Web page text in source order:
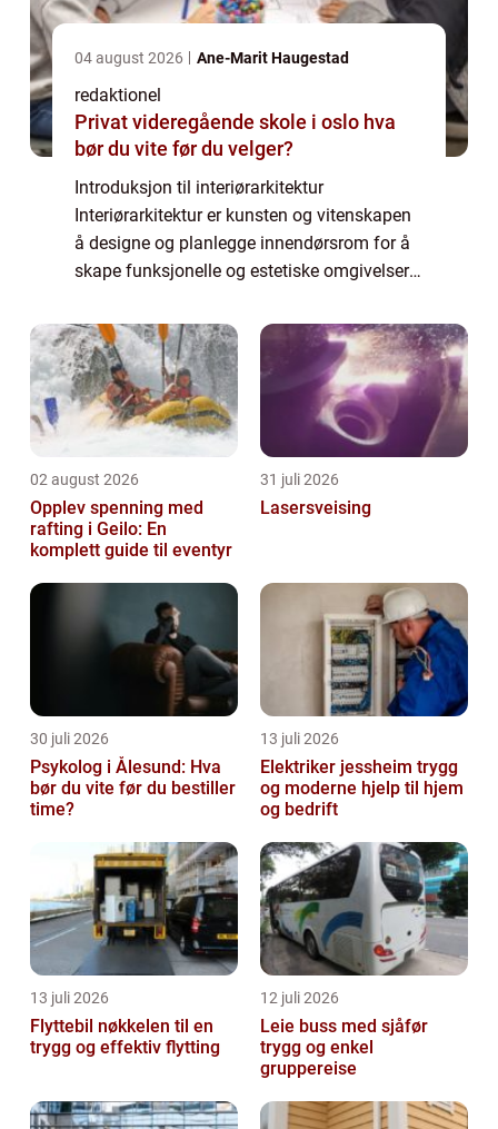
04 august 2026 Ane-Marit Haugestad
redaktionel
Privat videregående skole i oslo hva
bør du vite før du velger?
Introduksjon til interiørarkitektur
Interiørarkitektur er kunsten og vitenskapen
å designe og planlegge innendørsrom for å
skape funksjonelle og estetiske omgivelser.
kombinerer kreativitet, teknisk kompetan...
02 august 2026
Opplev spenning med
rafting i Geilo: En
komplett guide til eventyr
31 juli 2026
Lasersveising
30 juli 2026
Psykolog i Ålesund: Hva
bør du vite før du bestiller
time?
13 juli 2026
Elektriker jessheim trygg
og moderne hjelp til hjem
og bedrift
13 juli 2026
Flyttebil nøkkelen til en
trygg og effektiv flytting
12 juli 2026
Leie buss med sjåfør
trygg og enkel
gruppereise